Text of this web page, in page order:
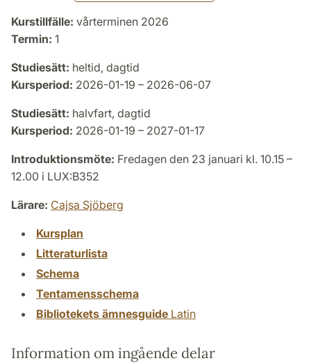
Kurstillfälle: vårterminen 2026
Termin: 1
Studiesätt: heltid, dagtid
Kursperiod: 2026-01-19 – 2026-06-07
Studiesätt: halvfart, dagtid
Kursperiod: 2026-01-19 – 2027-01-17
Introduktionsmöte: Fredagen den 23 januari kl. 10.15 –
12.00 i LUX:B352
Lärare: Cajsa Sjöberg
Kursplan
Litteraturlista
Schema
Tentamensschema
Bibliotekets ämnesguide Latin
Information om ingående delar